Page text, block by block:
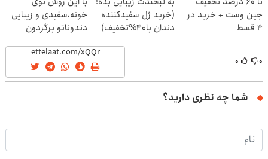
جین وست + خرید در
4 قسط
(خرید ژل سفیدکننده
دندان با40%تخفیف)
خونه،سفیدی و زیبایی
دندوناتو برگردون
(40%off)
۰ ۰
شما چه نظری دارید؟